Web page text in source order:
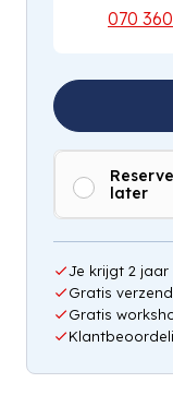
070
later
Je krijgt 2
Gratis
Gratis